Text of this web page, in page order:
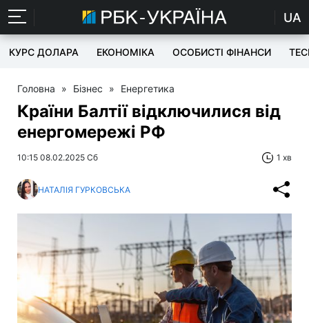
UA
КУРС ДОЛАРА ЕКОНОМІКА ОСОБИСТІ ФІНАНСИ
Головна » Бізнес » Енергетика
Країни Балтії відключилися від
енергомережі РФ
10:15 08.02.2025 Сб 1 хв
НАТАЛІЯ ГУРКОВСЬКА